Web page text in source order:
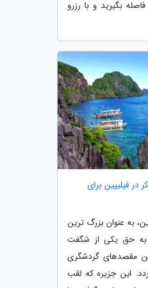
بگیرید و با رزرو
در فیلیپین برای
به عنوان بزرگ ترین
به حق یکی از شگفت
مقصدهای گردشگری
این جزیره که لقب